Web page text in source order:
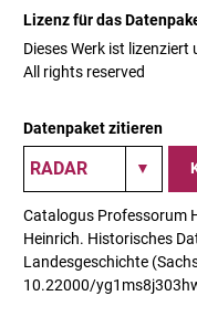
Lizenz für das
Dieses Werk ist lizenziert
All rights reserved
Datenpaket zitieren
Catalogus Professorum
Heinrich. Historisches
Landesgeschichte
10.22000/